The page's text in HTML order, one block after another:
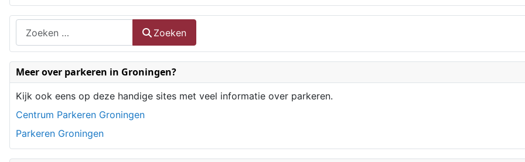
Zoeken
Type 2 or more characters for results.
Zoeken
Meer over parkeren in Groningen?
Kijk ook eens op deze handige sites met veel informatie over parkeren.
Centrum Parkeren Groningen
Parkeren Groningen